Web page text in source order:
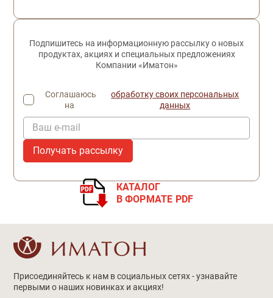
Подпишитесь на информационную рассылку о новых
продуктах, акциях и специальных предложениях
Компании «Иматон»
Соглашаюсь
на
обработку своих персональных
данных
Ваш e-mail
КАТАЛОГ
В ФОРМАТЕ PDF
Присоединяйтесь к нам в социальных сетях - узнавайте
первыми о наших новинках и акциях!